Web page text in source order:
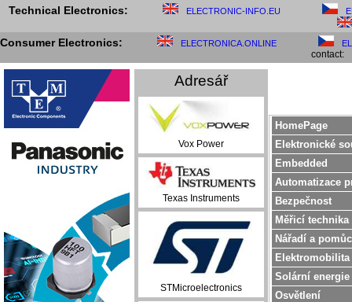
Technical Electronics: ELECTRONIC-INFO.EU
Consumer Electronics: ELECTRONICA.ONLINE
contact:
Adresář
Vox Power
Texas Instruments
STMicroelectronics
HomePage
Elektronické
Embedded
Automatizace
Bezpečnost
Měřicí technika
Nářadí a
Elektromobilita
Solární energie
Osvětlení